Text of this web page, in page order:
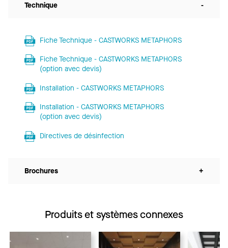
Technique -
Fiche Technique - CASTWORKS METAPHORS
Fiche Technique - CASTWORKS METAPHORS
(option avec devis)
Installation - CASTWORKS METAPHORS
Installation - CASTWORKS METAPHORS
(option avec devis)
Directives de désinfection
Brochures +
Produits et systèmes connexes